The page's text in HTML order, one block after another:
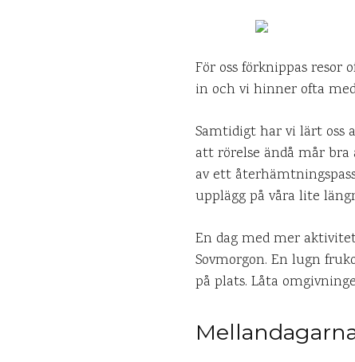
För oss förknippas
in och vi hinner ofta
Samtidigt har vi lärt oss
att rörelse ändå mår
av ett
upplägg på våra lite
En dag med mer
Sovmorgon. En lugn
på plats. Låta